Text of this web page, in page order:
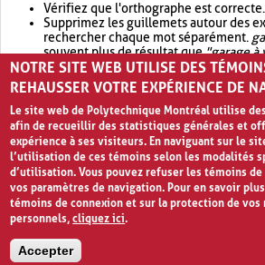
Vérifiez que l'orthographe est correcte.
Supprimez les guillemets autour des
rechercher chaque mot séparément.
souvent plus de résultat que"garage à
Envisagez d'élargir votre recherche
retournera souvent plus de résultat
NOTRE SITE WEB UTILISE DES
REHAUSSER VOTRE EXPÉRIENCE DE
Le site web de Polytechnique Montréal utilise
afin de recueillir des statistiques générales et
expérience à ses visiteurs. En naviguant sur le
l’utilisation de ces témoins selon les modalités
d’utilisation. Vous pouvez refuser les témoins
vos paramètres de navigation. Pour en savoir
témoins de connexion et sur la protection de vos
personnels,cliquez ici.
Accepter